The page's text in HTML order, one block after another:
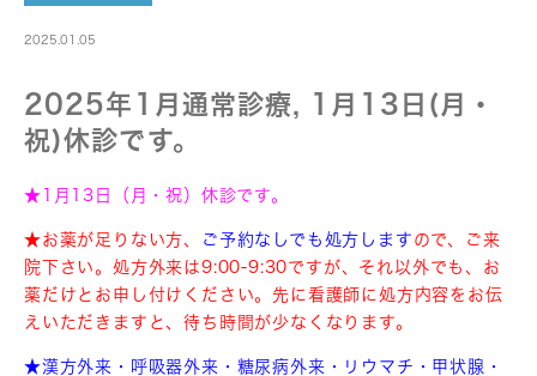
2025.01.05
2025年1月通常診療, 1月13日(月・
祝)休診です。
★1月13日（月・祝）休診です。
★お薬が足りない方、 ご予約なしでも処方します ので、ご来
院下さい。処方外来は9:00-9:30ですが、それ以外でも、お
薬だけとお申し付けください。先に看護師に処方内容をお伝
えいただきますと、待ち時間が少なくなります。
★漢方外来・呼吸器外来・糖尿病外来・リウマチ・甲状腺・